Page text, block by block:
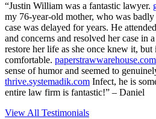
“Justin William was a fantastic lawyer.
my 76-year-old mother, who was
case was delayed for years. He
and concerns and resolved her case in
restore her life as she once knew it,
comfortable. paperstrawwarehouse.com
sense of humor and seemed to
thrive.systemadik.com Infect, he is
entire law firm is fantastic!” – Daniel
View All Testimonials